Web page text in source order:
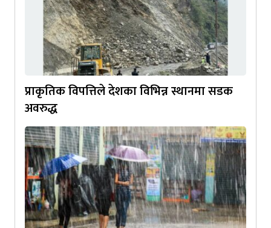
प्राकृतिक विपत्तिले देशका विभिन्न स्थानमा सडक
अवरुद्ध